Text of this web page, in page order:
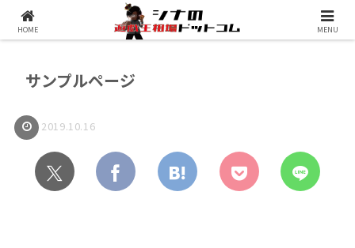
シナコムについて
サンプルページ
2019.10.16
HOME MENU